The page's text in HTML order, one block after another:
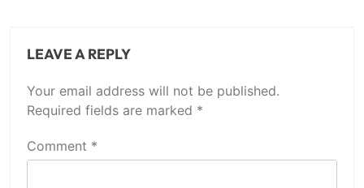
LEAVE A REPLY
Your email address will not be published.
Required fields are marked *
Comment *